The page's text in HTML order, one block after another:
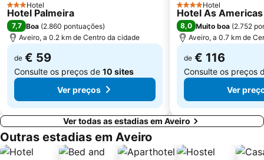
Complexo de Piscinas Rui Abreu
Praia Fluvial São João do Monte
São Pedro de Maceda Beach
Museu da Cidade de Aveiro
3 Estrelas
Hotel
Hotel Palmeira
7,7 Boa (2.860 pontuações)
Aveiro, a 0.2 km de Centro da cidade
de € 59
Consulte os preços de 10 sites
Ver preços
4 Estrelas
Hotel
Hotel As Americas
8,0 Muito boa (2.752
Aveiro, a 0.7 km de
de € 116
Consulte os preços
Ver
Ver todas as estadias em Aveiro
Outras estadias em Aveiro